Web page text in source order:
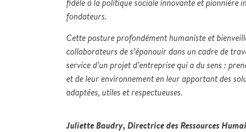
fidèle à la politique sociale innovante et pionnière
fondateurs.
Cette posture profondément humaniste et
collaborateurs de s’épanouir dans un cadre de
service d’un projet d’entreprise qui a du sens :
et de leur environnement en leur apportant des
adaptées, utiles et respectueuses.
Juliette Baudry, Directrice des Ressources